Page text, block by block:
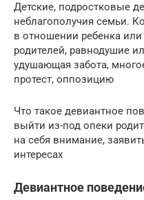
Детские, подростковые
неблагополучия семьи.
в отношении ребенка или
родителей, равнодушие
удушающая забота,
протест, оппозицию
Что такое девиантное
выйти из-под опеки
на себя внимание,
интересах
Девиантное